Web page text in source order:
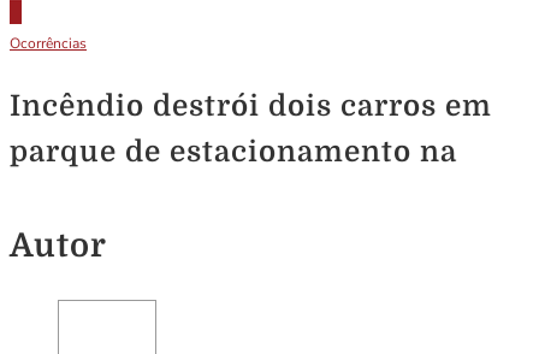
Ocorrências
Incêndio destrói dois carros em
parque de estacionamento na
Autor